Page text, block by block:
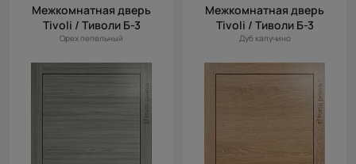
Межкомнатная дверь
Tivoli / Тиволи Б-3
Орех пепельный
Межкомнатная дверь
Tivoli / Тиволи Б-3
Дуб капучино